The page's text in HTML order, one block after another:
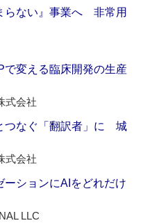
らない』事業へ 非常用
で変える臨床開発の生産
式会社
つなぐ「翻訳者」に 城
式会社
ションにAIをどれだけ
LLC